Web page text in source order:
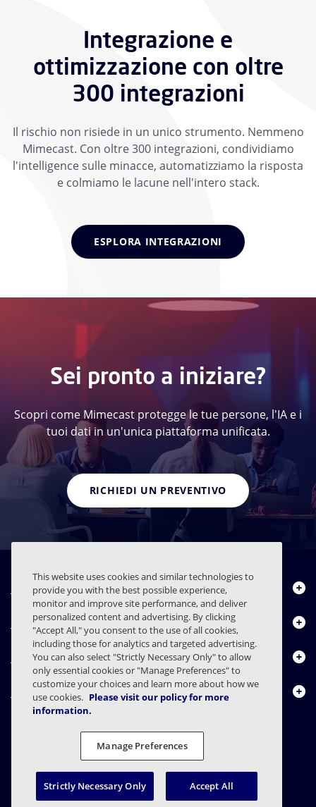
Integrazione e
ottimizzazione con oltre
300 integrazioni
Il rischio non risiede in un unico strumento. Nemmeno
Mimecast. Con oltre 300 integrazioni, condividiamo
l'intelligence sulle minacce, automatizziamo la risposta
e colmiamo le lacune nell'intero stack.
ESPLORA INTEGRAZIONI
Sei pronto a iniziare?
Scopri come Mimecast protegge le tue persone, l'IA e i
tuoi dati in un'unica piattaforma unificata.
RICHIEDI UN PREVENTIVO
Chi siamo
Prodotti
Centro risorse
Contattaci
Informativa sulla privacy Note legali
Preferenze sulla privacy
Divulgazione responsabile
© 2003 - 2026 Mimecast Services Limited
This website uses cookies and similar technologies to
provide you with the best possible experience,
monitor and improve site performance, and deliver
personalized content and advertising. By clicking
"Accept All," you consent to the use of all cookies,
including those for analytics and targeted advertising.
You can also select "Strictly Necessary Only" to allow
only essential cookies or "Manage Preferences" to
customize your choices and learn more about how we
use cookies. Please visit our policy for more
information.
Manage Preferences
Strictly Necessary Only Accept All